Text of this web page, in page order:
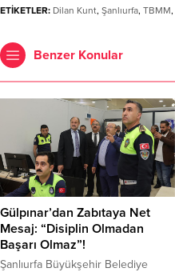
ETİKETLER: Dilan Kunt, Şanlıurfa, TBMM,
Benzer Konular
Gülpınar’dan Zabıtaya Net
Mesaj: “Disiplin Olmadan
Başarı Olmaz”!
Şanlıurfa Büyükşehir Belediye